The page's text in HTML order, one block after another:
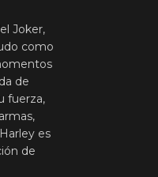
Joker,
como
de
fuerza,
es
de